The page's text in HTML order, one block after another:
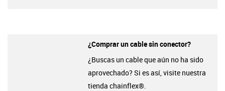
¿Comprar un cable sin conector?
¿Buscas un cable que aún no ha sido
aprovechado? Si es así, visite nuestra
tienda chainflex®.